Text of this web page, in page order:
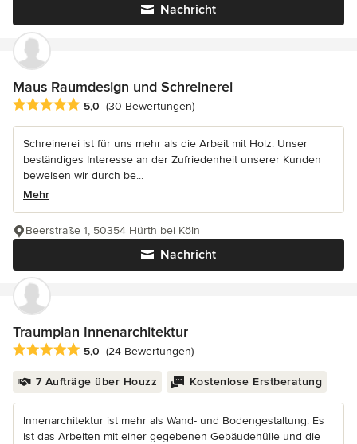
Nachricht
Maus Raumdesign und Schreinerei
Durchschnittliche Bewertung: 5 von 5 Sternen
5,0 (30 Bewertungen)
Schreinerei ist für uns mehr als die Arbeit mit Holz. Unser
beständiges Interesse an der Zufriedenheit unserer Kunden
beweisen wir durch be...
Mehr
Nachricht
Beerstraße 1, 50354 Hürth bei Köln
Traumplan Innenarchitektur
Durchschnittliche Bewertung: 5 von 5 Sternen
5,0 (24 Bewertungen)
7 Aufträge über Houzz Kostenlose Erstberatung
Innenarchitektur ist mehr als Wand- und Bodengestaltung. Es
ist das Arbeiten mit einer gegebenen Gebäudehülle und die